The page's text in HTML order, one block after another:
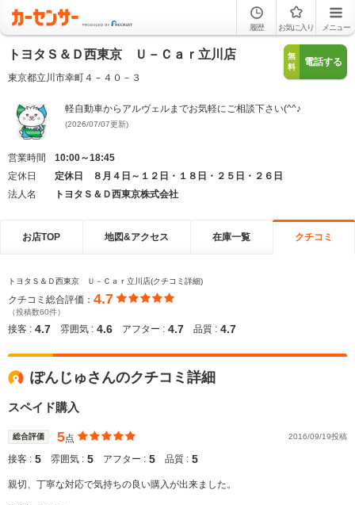
履歴 お気に入り メニュー
トヨタＳ＆Ｄ西東京 Ｕ－Ｃａｒ立川店
東京都立川市幸町４－４０－３
無
料
電話する
軽自動車からアルヴェルまでお気軽にご相談下さい(^^♪
(2026/07/07更新)
営業時間
10:00～18:45
定休日
定休日 ８月４日～１２日・１８日・２５日・２６日
法人名
トヨタＳ＆Ｄ西東京株式会社
お店TOP 地図&アクセス 在庫一覧 クチコミ
トヨタＳ＆Ｄ西東京 Ｕ－Ｃａｒ立川店(クチコミ詳細)
クチコミ総合評価： 4.7
（投稿数60件）
接客 : 4.7 雰囲気 : 4.6 アフター : 4.7 品質 : 4.7
ぽんじゅさんのクチコミ詳細
スペイド購入
総合評価 5点 2016/09/19投稿
接客 : 5 雰囲気 : 5 アフター : 5 品質 : 5
親切、丁寧な対応で気持ちの良い購入が出来ました。